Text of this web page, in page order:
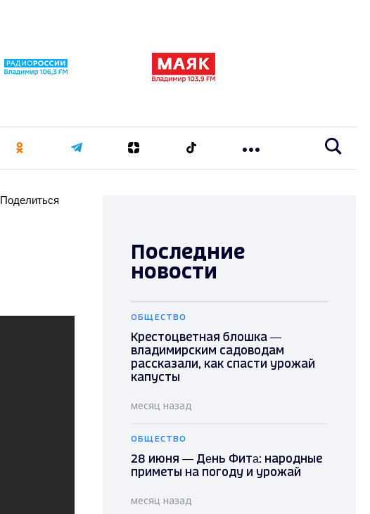
Поделиться
Последние
новости
ОБЩЕСТВО
Крестоцветная блошка —
владимирским садоводам
рассказали, как спасти урожай
капусты
месяц назад
ОБЩЕСТВО
28 июня — Дeнь Фитa: народные
приметы на погоду и урожай
месяц назад